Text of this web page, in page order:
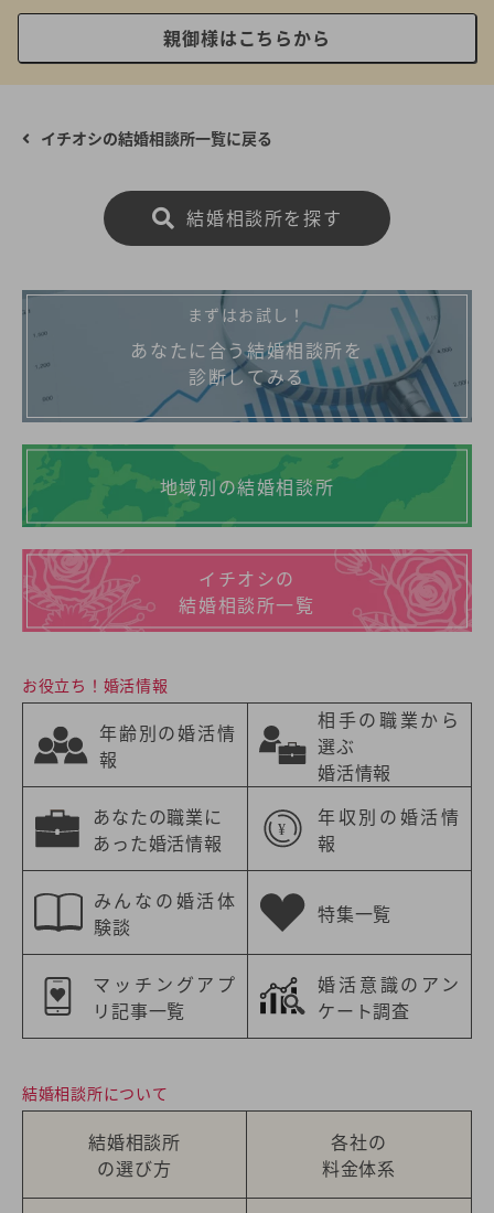
親御様はこちらから
イチオシの結婚相談所一覧に戻る
結婚相談所を探す
まずはお試し！
あなたに合う結婚相談所を
診断してみる
地域別の結婚相談所
イチオシの
結婚相談所一覧
お役立ち！婚活情報
年齢別の婚活情
報
相手の職業から
選ぶ
婚活情報
あなたの職業に
あった婚活情報
年収別の婚活情
報
みんなの婚活体
験談
特集一覧
マッチングアプ
リ記事一覧
婚活意識のアン
ケート調査
結婚相談所について
結婚相談所
の選び方
各社の
料金体系